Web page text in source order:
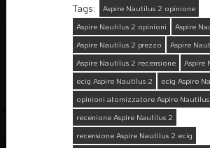
Tags:
Aspire Nautilus 2 opinione
Aspire Nautilus 2 opinioni
Aspire
Aspire Nautilus 2 prezzo
Aspire
Aspire Nautilus 2 recensione
Aspire
ecig Aspire Nautilus 2
ecig Aspire
opinioni atomizzatore Aspire
recenione Aspire Nautilus 2
recensione Aspire Nautilus 2 ecig